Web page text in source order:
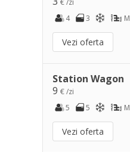
4
3 M
Vezi oferta
Station Wagon
9 € /zi
5
5 M
Vezi oferta